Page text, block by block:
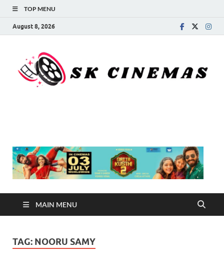
TOP MENU
August 8, 2026
MAIN MENU
TAG: NOORU SAMY